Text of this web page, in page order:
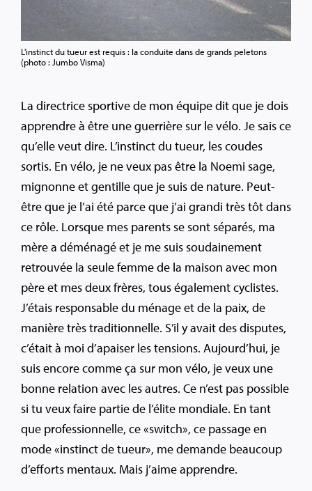
L'instinct du tueur est requis : la conduite dans de grands peletons
(photo : Jumbo Visma)
La directrice sportive de mon équipe dit que je dois
apprendre à être une guerrière sur le vélo. Je sais ce
qu’elle veut dire. L’instinct du tueur, les coudes
sortis. En vélo, je ne veux pas être la Noemi sage,
mignonne et gentille que je suis de nature. Peut-
être que je l’ai été parce que j’ai grandi très tôt dans
ce rôle. Lorsque mes parents se sont séparés, ma
mère a déménagé et je me suis soudainement
retrouvée la seule femme de la maison avec mon
père et mes deux frères, tous également cyclistes.
J’étais responsable du ménage et de la paix, de
manière très traditionnelle. S’il y avait des disputes,
c’était à moi d’apaiser les tensions. Aujourd’hui, je
suis encore comme ça sur mon vélo, je veux une
bonne relation avec les autres. Ce n’est pas possible
si tu veux faire partie de l’élite mondiale. En tant
que professionnelle, ce «switch», ce passage en
mode «instinct de tueur», me demande beaucoup
d’efforts mentaux. Mais j’aime apprendre.